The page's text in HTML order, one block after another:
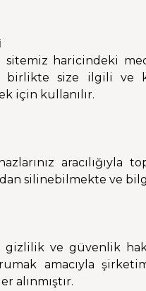
haricindeki
birlikte size ilgili ve
için kullanılır.
silinebilmekte ve
ve güvenlik
amacıyla
alınmıştır.